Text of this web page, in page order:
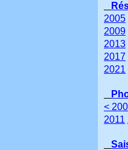
2005
2009
2013
2017
2021
<
2011